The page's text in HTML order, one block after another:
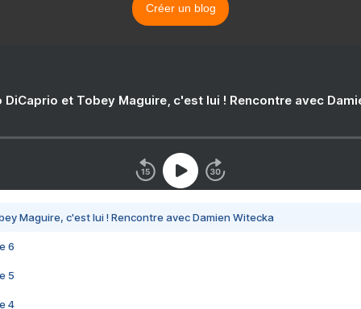
Créer un blog
DiCaprio et Tobey Maguire, c'est lui ! Rencontre avec
Maguire, c'est lui ! Rencontre avec Damien Witecka
6
5
4